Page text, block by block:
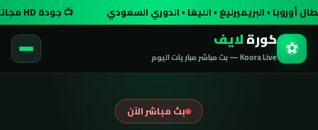
• البريميرليغ • الليغا • الدوري السعودي 📺 جودة HD مجاناً وبدون تسجيل
⚽ كورةلايف
Koora Live — بث مباشر مباريات اليوم
بث مباشر الآن